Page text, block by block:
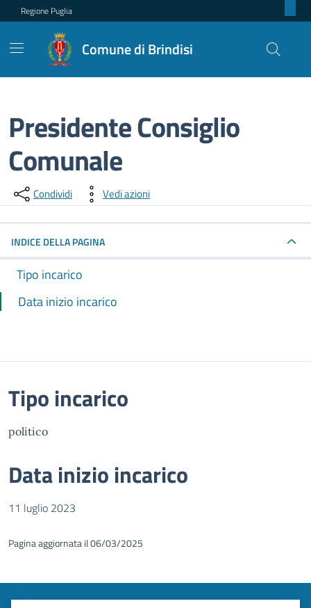
Regione Puglia
Comune di Brindisi
Presidente Consiglio
Comunale
Dettagli dell'incarico
Condividi Vedi azioni
INDICE DELLA PAGINA
Tipo incarico
Data inizio incarico
Tipo incarico
politico
Data inizio incarico
11 luglio 2023
Pagina aggiornata il 06/03/2025